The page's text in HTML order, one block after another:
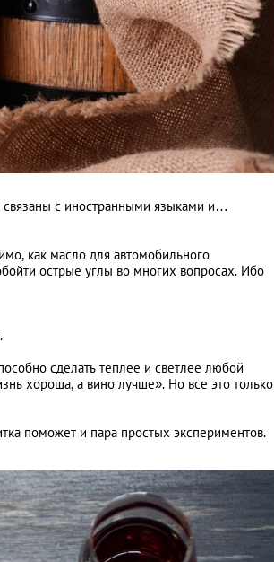
с иностранными языками и…
как масло для автомобильного
острые углы во многих вопросах. Ибо
сделать теплее и светлее любой
хороша, а вино лучше». Но все это только
поможет и пара простых экспериментов.
женой